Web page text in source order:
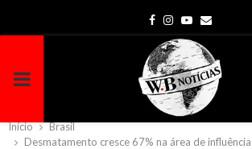
Facebook
Instagram
Youtube
Email
PRIMARY
MENU
Início
Brasil
Desmatamento cresce 67% na área de